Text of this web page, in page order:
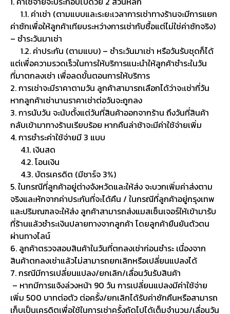
1.1. ค่าเช่า (ตามแบบและระยะเวลาการเช่าทางร้านจะมีการแยก
ค่าซักเพื่อให้ลูกค้าเทียบระหว่างการเช่ากับซื้อแต่ไม่ใช่ค่าซักจริง)
– ชำระวันมาเช่า
1.2. ค่าประกัน (ตามแบบ) – ชำระวันมาเช่า หรือวันรับชุดก็ได้
แต่เพื่อความรวดเร็วในการให้บริการแนะนำให้ลูกค้าชำระในวัน
ที่มาตกลงเช่า เพื่อลดขั้นตอนการให้บริการ
2. การเช่าจะมีราคาตามวัน ลูกค้าสามารถเลือกได้ว่าจะเช่ากี่วัน
หากลูกค้าเช่านานราคาเช่าต่อวันจะถูกลง
3. การนับวัน จะนับตั้งแต่วันที่สินค้าออกจากร้าน ถึงวันที่สินค้า
กลับเข้ามาทางร้านเรียบร้อย หากคืนล่าช้าจะมีค่าใช้จ่ายเพิ่ม
4. การชำระค่าใช้จ่ายมี 3 แบบ
4.1. เงินสด
4.2. โอนเงิน
4.3. บัตรเครดิต (มีชาร์จ 3%)
5. ในกรณีที่ลูกค้าอยู่ต่างจังหวัดและให้ส่ง จะบวกเพิ่มค่าส่งตาม
จริงและหักจากค่าประกันที่จะได้คืน / ในกรณีที่ลูกค้าอยู่กรุงเทพ
และปริมณฑลจะให้ส่ง ลูกค้าสามารถส่งแมสเซ็นเจอร์ให้เข้ามารับ
ที่ร้านแล้วชำระเงินปลายทางจากลูกค้า โดยลูกค้ายืนยันตัวตน
ผ่านทางไลน์
6. ลูกค้าตรวจสอบสินค้าในวันที่ตกลงเช่าก่อนชำระ เนื่องจาก
สินค้าตกลงเช่าแล้วไม่สามารถยกเลิกหรือเปลี่ยนแปลงได้
7. กรณีมีการเปลี่ยนแปลง/ยกเลิก/เลื่อนวันรับสินค้า
– หากมีการแจ้งล่วงหน้า 90 วัน การเปลี่ยนแปลงมีค่าใช้จ่าย
เพิ่ม 500 บาทต่อตัว ต่อครั้ง/ยกเลิกได้รับค่าซักคืนหรือสามารถ
เก็บเป็นเครดิตเพื่อใช้ในการเช่าครั้งถัดไปได้เต็มจำนวน/เลื่อนวัน